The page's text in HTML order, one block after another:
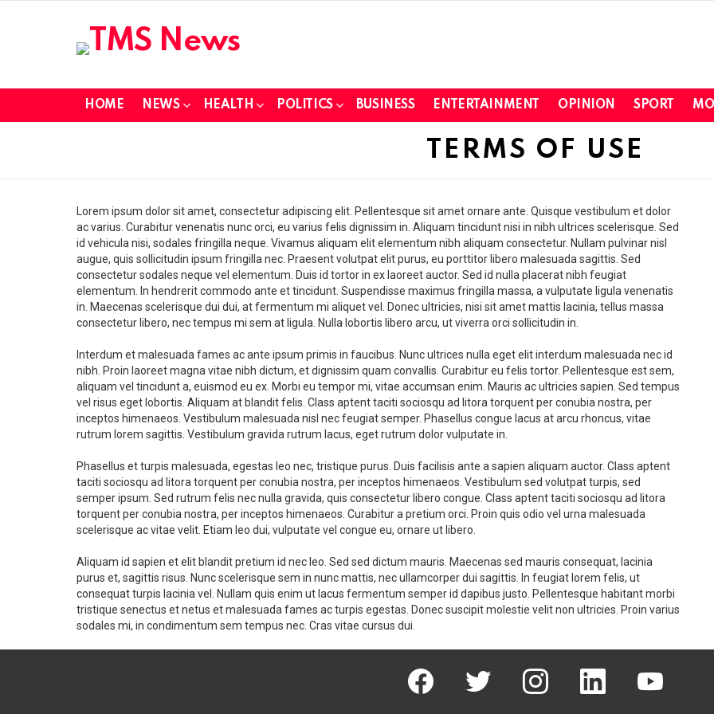
HOME NEWS HEALTH POLITICS BUSINESS ENTERTAINMENT OPINION SPORT
TERMS OF USE
Lorem ipsum dolor sit amet, consectetur adipiscing elit. Pellentesque sit amet ornare ante. Quisque vestibulum et dolor
ac varius. Curabitur venenatis nunc orci, eu varius felis dignissim in. Aliquam tincidunt nisi in nibh ultrices scelerisque. Sed
id vehicula nisi, sodales fringilla neque. Vivamus aliquam elit elementum nibh aliquam consectetur. Nullam pulvinar nisl
augue, quis sollicitudin ipsum fringilla nec. Praesent volutpat elit purus, eu porttitor libero malesuada sagittis. Sed
consectetur sodales neque vel elementum. Duis id tortor in ex laoreet auctor. Sed id nulla placerat nibh feugiat
elementum. In hendrerit commodo ante et tincidunt. Suspendisse maximus fringilla massa, a vulputate ligula venenatis
in. Maecenas scelerisque dui dui, at fermentum mi aliquet vel. Donec ultricies, nisi sit amet mattis lacinia, tellus massa
consectetur libero, nec tempus mi sem at ligula. Nulla lobortis libero arcu, ut viverra orci sollicitudin in.
Interdum et malesuada fames ac ante ipsum primis in faucibus. Nunc ultrices nulla eget elit interdum malesuada nec id
nibh. Proin laoreet magna vitae nibh dictum, et dignissim quam convallis. Curabitur eu felis tortor. Pellentesque est sem,
aliquam vel tincidunt a, euismod eu ex. Morbi eu tempor mi, vitae accumsan enim. Mauris ac ultricies sapien. Sed tempus
vel risus eget lobortis. Aliquam at blandit felis. Class aptent taciti sociosqu ad litora torquent per conubia nostra, per
inceptos himenaeos. Vestibulum malesuada nisl nec feugiat semper. Phasellus congue lacus at arcu rhoncus, vitae
rutrum lorem sagittis. Vestibulum gravida rutrum lacus, eget rutrum dolor vulputate in.
Phasellus et turpis malesuada, egestas leo nec, tristique purus. Duis facilisis ante a sapien aliquam auctor. Class aptent
taciti sociosqu ad litora torquent per conubia nostra, per inceptos himenaeos. Vestibulum sed volutpat turpis, sed
semper ipsum. Sed rutrum felis nec nulla gravida, quis consectetur libero congue. Class aptent taciti sociosqu ad litora
torquent per conubia nostra, per inceptos himenaeos. Curabitur a pretium orci. Proin quis odio vel urna malesuada
scelerisque ac vitae velit. Etiam leo dui, vulputate vel congue eu, ornare ut libero.
Aliquam id sapien et elit blandit pretium id nec leo. Sed sed dictum mauris. Maecenas sed mauris consequat, lacinia
purus et, sagittis risus. Nunc scelerisque sem in nunc mattis, nec ullamcorper dui sagittis. In feugiat lorem felis, ut
consequat turpis lacinia vel. Nullam quis enim ut lacus fermentum semper id dapibus justo. Pellentesque habitant morbi
tristique senectus et netus et malesuada fames ac turpis egestas. Donec suscipit molestie velit non ultricies. Proin varius
sodales mi, in condimentum sem tempus nec. Cras vitae cursus dui.
facebook twitter instagram linkedin youtube